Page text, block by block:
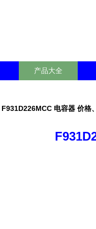
产品大全
F931D226MCC 电容器 价格